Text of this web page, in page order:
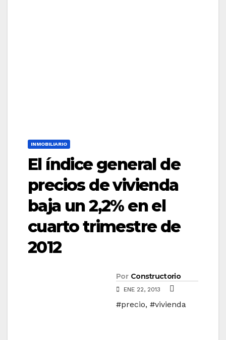
INMOBILIARIO
El índice general de
precios de vivienda
baja un 2,2% en el
cuarto trimestre de
2012
Por Constructorio
ENE 22, 2013
#precio, #vivienda